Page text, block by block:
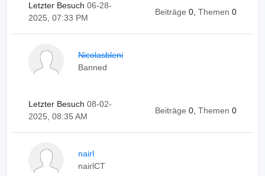
Letzter Besuch 06-28-
2025, 07:33 PM
Beiträge 0, Themen 0
Nicolasbleni
Banned
Letzter Besuch 08-02-
2025, 08:35 AM
Beiträge 0, Themen 0
nairl
nairlCT